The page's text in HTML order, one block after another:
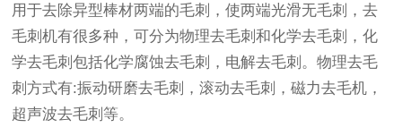
用于去除异型棒材两端的毛刺，使两端光滑无毛刺，去
毛刺机有很多种，可分为物理去毛刺和化学去毛刺，化
学去毛刺包括化学腐蚀去毛刺，电解去毛刺。物理去毛
刺方式有:振动研磨去毛刺，滚动去毛刺，磁力去毛机，
超声波去毛刺等。